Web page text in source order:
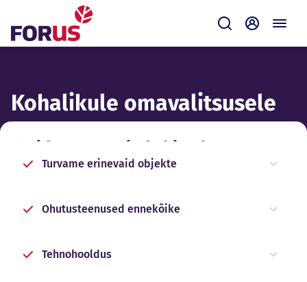
Saada
Kohalikule omavalitsusele
Kuidas Forus sind abistab?
Turvame erinevaid objekte
Ohutusteenused ennekõike
Tehnohooldus